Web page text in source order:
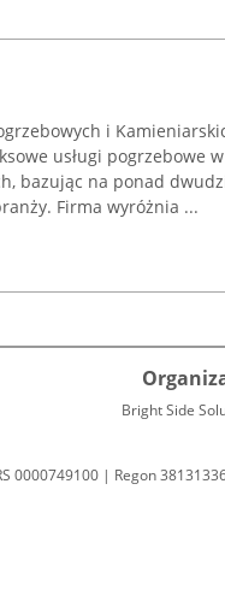
i
usługi pogrzebowe
bazując na ponad
Firma wyróżnia ...
Bright Side
0000749100 | Regon